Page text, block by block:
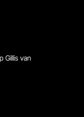
Gillis van